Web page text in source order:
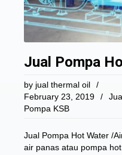
Jual Pompa
by jual thermal oil
/
February 23, 2019
/
Pompa KSB
Jual Pompa Hot Water /
air panas atau pompa